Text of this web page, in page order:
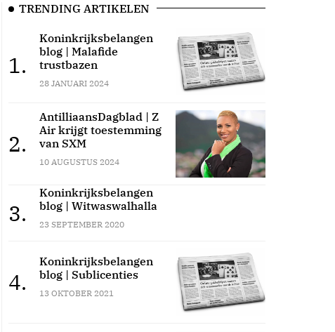
TRENDING ARTIKELEN
1.
Koninkrijksbelangen
blog | Malafide
trustbazen
28 JANUARI 2024
2.
AntilliaansDagblad | Z
Air krijgt toestemming
van SXM
10 AUGUSTUS 2024
3.
Koninkrijksbelangen
blog | Witwaswalhalla
23 SEPTEMBER 2020
4.
Koninkrijksbelangen
blog | Sublicenties
13 OKTOBER 2021